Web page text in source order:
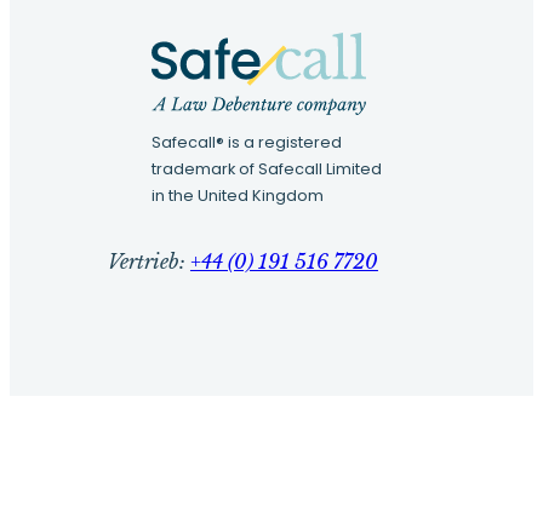
Safecall® is a registered
trademark of Safecall Limited
in the United Kingdom
Vertrieb: +44 (0) 191 516 7720